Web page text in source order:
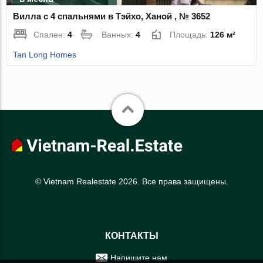
Вилла с 4 спальнями в Тэйхо, Ханой , № 3652
Спален:4 Ванных:4 Площадь: 126 м²
Tan Long Homes
© Vietnam Realestate 2026. Все права защищены.
КОНТАКТЫ
Напишите нам